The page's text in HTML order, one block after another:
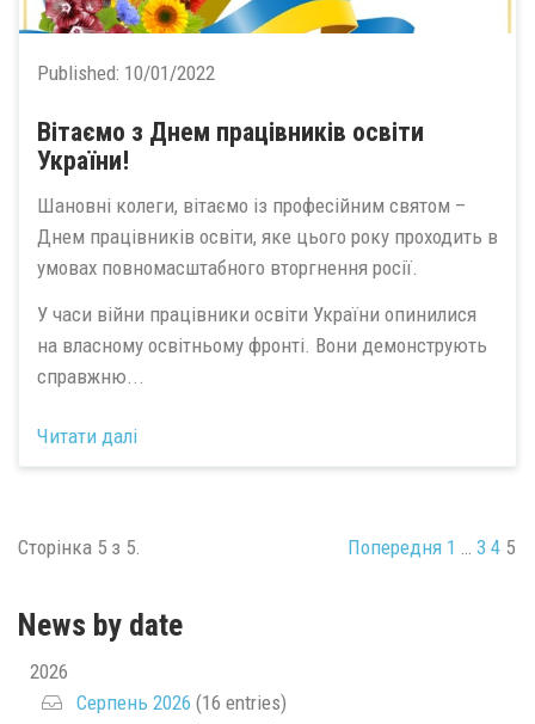
Published: 10/01/2022
Вітаємо з Днем працівників освіти
України!
Шановні колеги, вітаємо із професійним святом –
Днем працівників освіти, яке цього року проходить в
умовах повномасштабного вторгнення росії.
У часи війни працівники освіти України опинилися
на власному освітньому фронті. Вони демонструють
справжню...
Читати далі
Сторінка 5 з 5. Попередня 1 … 3 4 5
News by date
2026
Серпень 2026 (16 entries)